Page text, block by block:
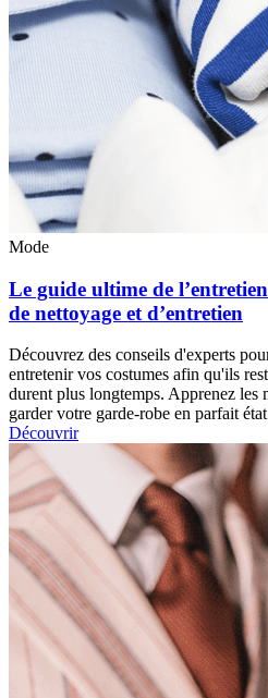
Mode
Le guide ultime de
de nettoyage et d’entretien
Découvrez des conseils d'experts
entretenir vos costumes afin qu'ils
durent plus longtemps. Apprenez les
garder votre garde-robe en parfait
Découvrir